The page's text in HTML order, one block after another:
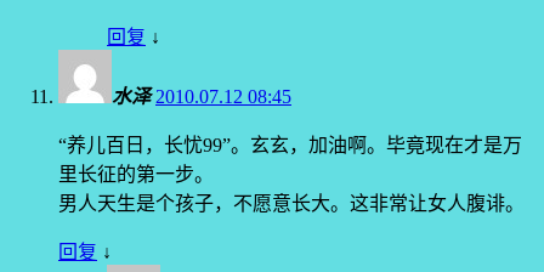
回复 ↓
水泽 2010.07.12 08:45
“养儿百日，长忧99”。玄玄，加油啊。毕竟现在才是万
里长征的第一步。
男人天生是个孩子，不愿意长大。这非常让女人腹诽。
回复 ↓